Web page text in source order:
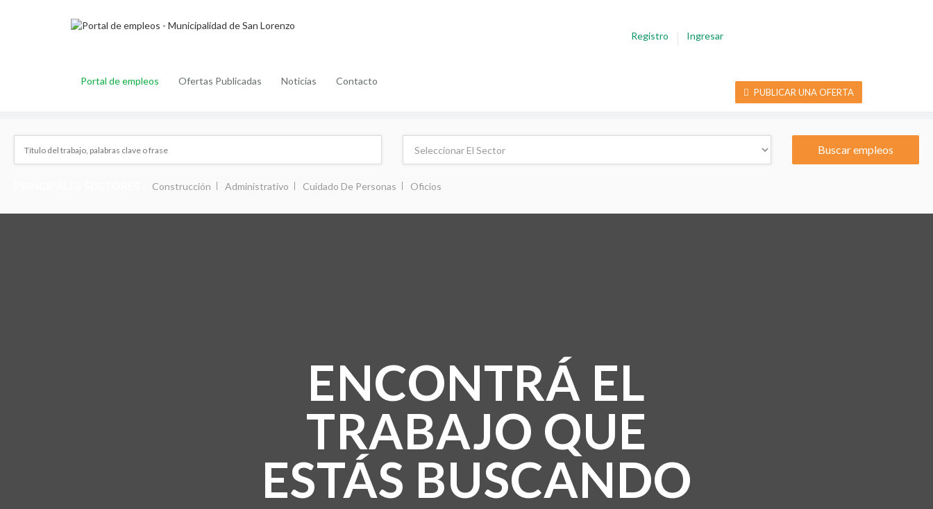
Portal de empleos Ofertas Publicadas Noticias Contacto
Registro Ingresar
PUBLICAR UNA OFERTA
Construcción Administrativo Cuidado De Personas Oficios
ENCONTRÁ EL
TRABAJO QUE
ESTÁS BUSCANDO